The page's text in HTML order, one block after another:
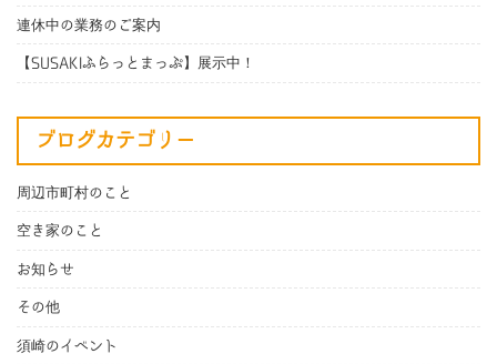
連休中の業務のご案内
【SUSAKIふらっとまっぷ】展示中！
ブログカテゴリー
周辺市町村のこと
空き家のこと
お知らせ
その他
須崎のイベント